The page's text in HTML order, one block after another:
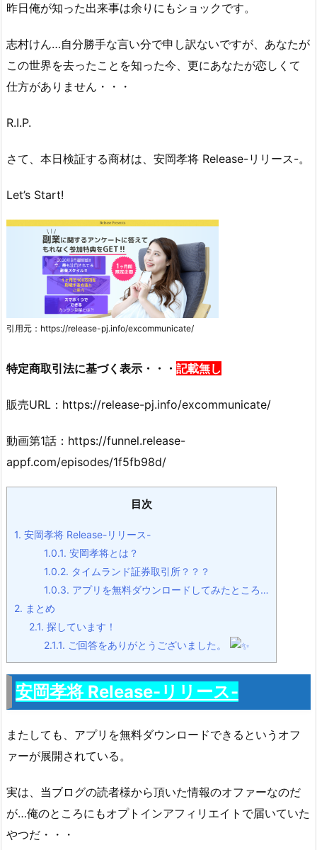
昨日俺が知った出来事は余りにもショックです。
志村けん…自分勝手な言い分で申し訳ないですが、あなたが
この世界を去ったことを知った今、更にあなたが恋しくて
仕方がありません・・・
R.I.P.
さて、本日検証する商材は、安岡孝将 Release-リリース-。
Let’s Start!
引用元：https://release-pj.info/excommunicate/
特定商取引法に基づく表示・・・ 記載無し
販売URL：https://release-pj.info/excommunicate/
動画第1話：https://funnel.release-
appf.com/episodes/1f5fb98d/
目次
1. 安岡孝将 Release-リリース-
1.0.1. 安岡孝将とは？
1.0.2. タイムランド証券取引所？？？
1.0.3. アプリを無料ダウンロードしてみたところ…
2. まとめ
2.1. 探しています！
2.1.1. ご回答をありがとうございました。
安岡孝将 Release-リリース-
またしても、アプリを無料ダウンロードできるというオフ
ァーが展開されている。
実は、当ブログの読者様から頂いた情報のオファーなのだ
が…俺のところにもオプトインアフィリエイトで届いていた
やつだ・・・